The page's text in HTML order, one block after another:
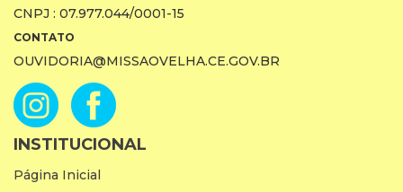
CNPJ : 07.977.044/0001-15
CONTATO
OUVIDORIA@MISSAOVELHA.CE.GOV.BR
INSTITUCIONAL
Página Inicial